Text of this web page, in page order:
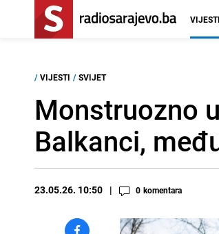
VIJESTI
/ VIJESTI / SVIJET
Monstruozno
Balkanci,
23.05.26. 10:50 0 komentara